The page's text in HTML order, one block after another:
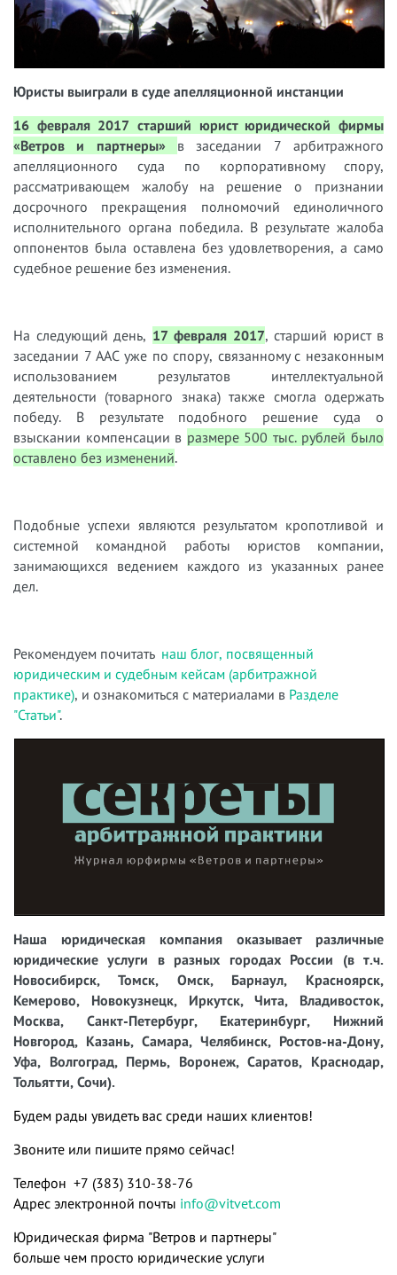
Юристы выиграли в суде апелляционной инстанции
16 февраля 2017 старший юрист юридической фирмы
«Ветров и партнеры» в заседании 7 арбитражного
апелляционного суда по корпоративному спору,
рассматривающем жалобу на решение о признании
досрочного прекращения полномочий единоличного
исполнительного органа победила. В результате жалоба
оппонентов была оставлена без удовлетворения, а само
судебное решение без изменения.
На следующий день, 17 февраля 2017, старший юрист в
заседании 7 ААС уже по спору, связанному с незаконным
использованием результатов интеллектуальной
деятельности (товарного знака) также смогла одержать
победу. В результате подобного решение суда о
взыскании компенсации в размере 500 тыс. рублей было
оставлено без изменений.
Подобные успехи являются результатом кропотливой и
системной командной работы юристов компании,
занимающихся ведением каждого из указанных ранее
дел.
Рекомендуем почитать наш блог, посвященный
юридическим и судебным кейсам (арбитражной
практике), и ознакомиться с материалами в Разделе
"Статьи".
Наша юридическая компания оказывает различные
юридические услуги в разных городах России (в т.ч.
Новосибирск, Томск, Омск, Барнаул, Красноярск,
Кемерово, Новокузнецк, Иркутск, Чита, Владивосток,
Москва, Санкт-Петербург, Екатеринбург, Нижний
Новгород, Казань, Самара, Челябинск, Ростов-на-Дону,
Уфа, Волгоград, Пермь, Воронеж, Саратов, Краснодар,
Тольятти, Сочи).
Будем рады увидеть вас среди наших клиентов!
Звоните или пишите прямо сейчас!
Телефон +7 (383) 310-38-76
Адрес электронной почты info@vitvet.com
Юридическая фирма "Ветров и партнеры"
больше чем просто юридические услуги